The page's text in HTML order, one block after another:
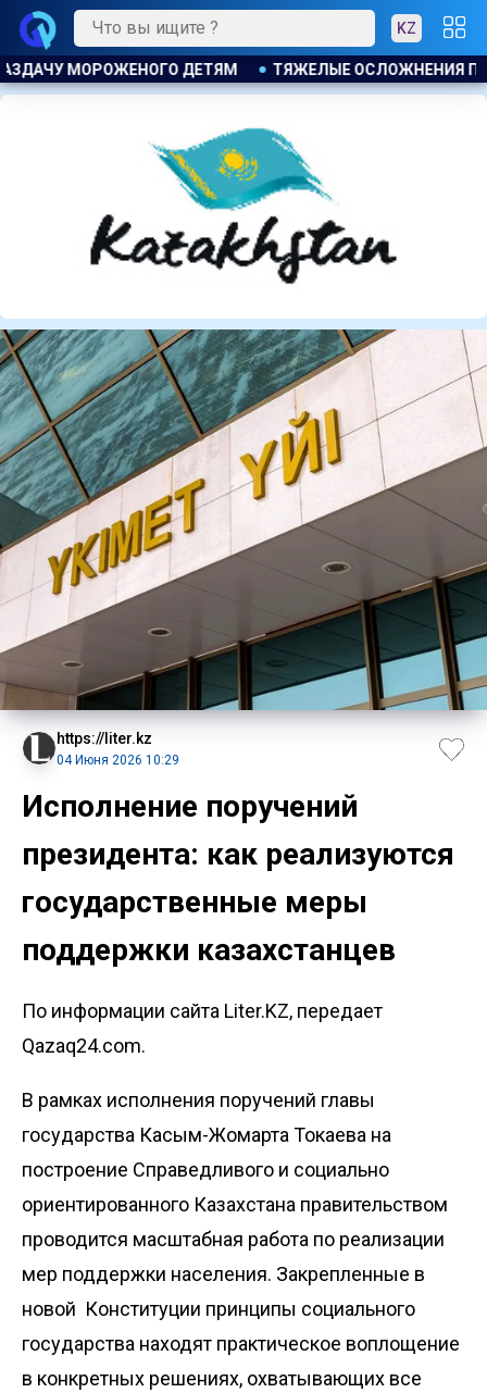
KZ
ОСЛОЖНЕНИЯ ПОСЛЕ ЛИПОСАКЦИИ ПРИВЕЛИ К
https://liter.kz
04 Июня 2026 10:29
Исполнение поручений
президента: как реализуются
государственные меры
поддержки казахстанцев
По информации сайта Liter.KZ, передает
Qazaq24.com.
В рамках исполнения поручений главы
государства Касым-Жомарта Токаева на
построение Справедливого и социально
ориентированного Казахстана правительством
проводится масштабная работа по реализации
мер поддержки населения. Закрепленные в
новой Конституции принципы социального
государства находят практическое воплощение
в конкретных решениях, охватывающих все